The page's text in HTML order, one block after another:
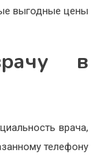
выгодные цены
в
врача,
телефону